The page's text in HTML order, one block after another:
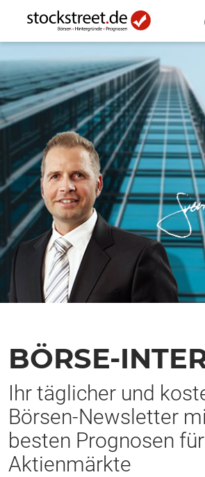
BÖRSE-
Ihr täglicher und
Börsen-Newsletter
besten Prognosen
Aktienmärkte